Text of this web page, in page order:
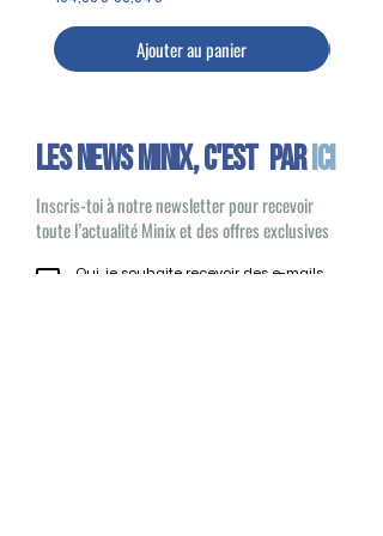
Ajouter au panier
Les news minix, C'EST PARICI
Inscris-toi à notre newsletter pour recevoir
toute l’actualité Minix et des offres exclusives
Oui, je souhaite recevoir des e-mails